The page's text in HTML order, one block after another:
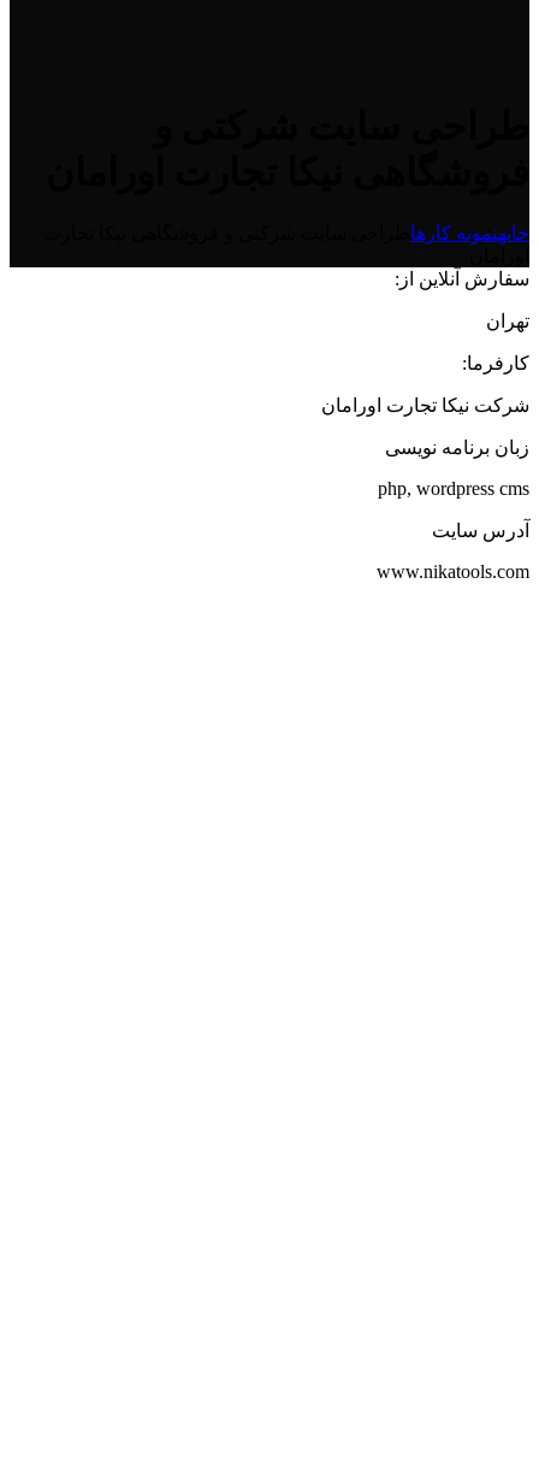
خانهنمونه کارها
سفارش آنلاین از:
تهران
کارفرما:
شرکت نیکا تجارت اورامان
زبان برنامه نویسی
php, wordpress cms
آدرس سایت
www.nikatools.com